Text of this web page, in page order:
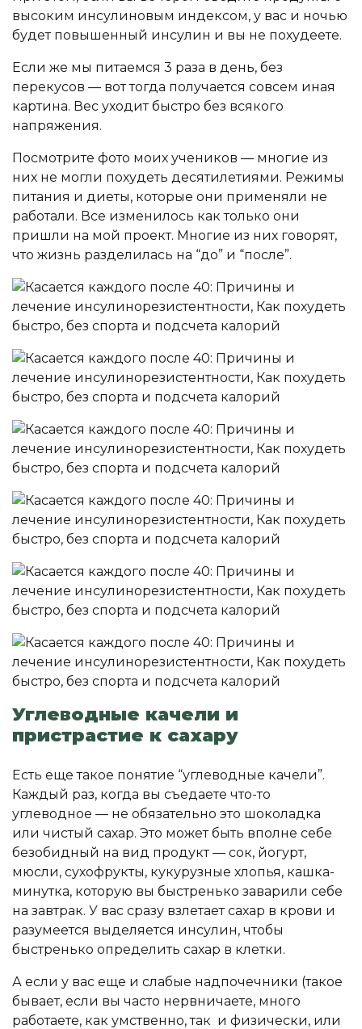
высоким инсулиновым индексом, у вас и ночью
будет повышенный инсулин и вы не похудеете.
Если же мы питаемся 3 раза в день, без
перекусов — вот тогда получается совсем иная
картина. Вес уходит быстро без всякого
напряжения.
Посмотрите фото моих учеников — многие из
них не могли похудеть десятилетиями. Режимы
питания и диеты, которые они применяли не
работали. Все изменилось как только они
пришли на мой проект. Многие из них говорят,
что жизнь разделилась на “до” и “после”.
Углеводные качели и
пристрастие к сахару
Есть еще такое понятие “углеводные качели”.
Каждый раз, когда вы съедаете что-то
углеводное — не обязательно это шоколадка
или чистый сахар. Это может быть вполне себе
безобидный на вид продукт — сок, йогурт,
мюсли, сухофрукты, кукурузные хлопья, кашка-
минутка, которую вы быстренько заварили себе
на завтрак. У вас сразу взлетает сахар в крови и
разумеется выделяется инсулин, чтобы
быстренько определить сахар в клетки.
А если у вас еще и слабые надпочечники (такое
бывает, если вы часто нервничаете, много
работаете, как умственно, так и физически, или